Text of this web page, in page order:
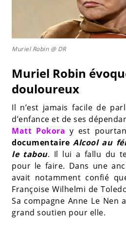
Muriel Robin @ DR
Muriel Robin
douloureux
Il n’est jamais facile de
d’enfance et de ses
Matt Pokora y est
documentaireAlcool au
le tabou. Il lui a fallu du
pour le faire. Dans une
avait notamment confié
Françoise Wilhelmi de
Sa compagne Anne Le Nen
grand soutien pour elle.